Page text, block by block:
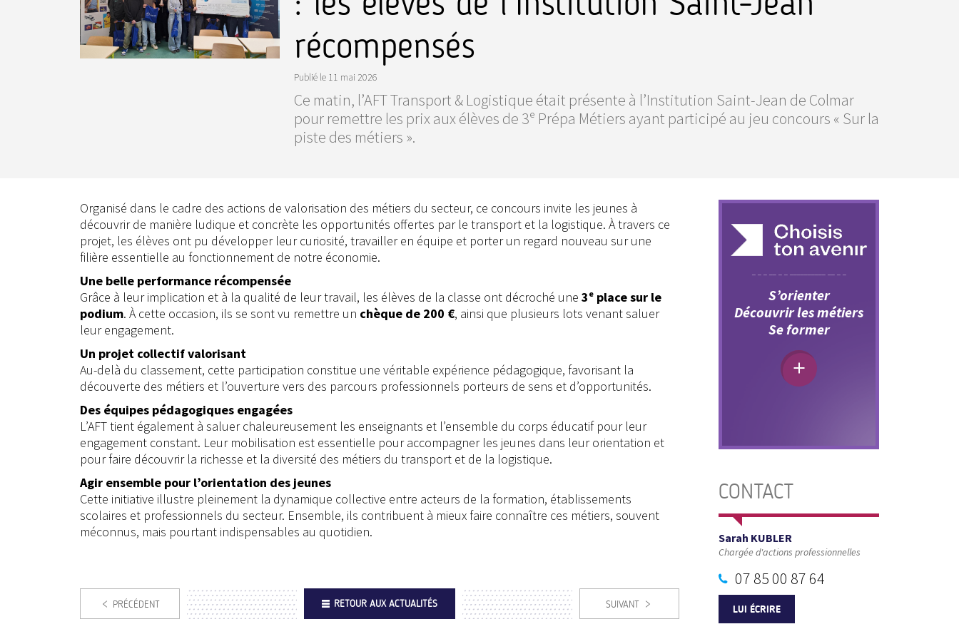
récompensés
Publié le 11 mai 2026
Ce matin, l’AFT Transport & Logistique était présente à l’Institution Saint-Jean de Colmar
pour remettre les prix aux élèves de 3ᵉ Prépa Métiers ayant participé au jeu concours « Sur la
piste des métiers ».
Organisé dans le cadre des actions de valorisation des métiers du secteur, ce concours invite les jeunes à
découvrir de manière ludique et concrète les opportunités offertes par le transport et la logistique. À travers ce
projet, les élèves ont pu développer leur curiosité, travailler en équipe et porter un regard nouveau sur une
filière essentielle au fonctionnement de notre économie.
Une belle performance récompensée
Grâce à leur implication et à la qualité de leur travail, les élèves de la classe ont décroché une 3ᵉ place sur le
podium. À cette occasion, ils se sont vu remettre un chèque de 200 €, ainsi que plusieurs lots venant saluer
leur engagement.
Un projet collectif valorisant
Au-delà du classement, cette participation constitue une véritable expérience pédagogique, favorisant la
découverte des métiers et l’ouverture vers des parcours professionnels porteurs de sens et d’opportunités.
Des équipes pédagogiques engagées
L’AFT tient également à saluer chaleureusement les enseignants et l’ensemble du corps éducatif pour leur
engagement constant. Leur mobilisation est essentielle pour accompagner les jeunes dans leur orientation et
pour faire découvrir la richesse et la diversité des métiers du transport et de la logistique.
Agir ensemble pour l’orientation des jeunes
Cette initiative illustre pleinement la dynamique collective entre acteurs de la formation, établissements
scolaires et professionnels du secteur. Ensemble, ils contribuent à mieux faire connaître ces métiers, souvent
méconnus, mais pourtant indispensables au quotidien.
PRÉCÉDENT RETOUR AUX ACTUALITÉS SUIVANT
S’orienter
Découvrir les métiers
Se former
CONTACT
Sarah KUBLER
Chargée d'actions professionnelles
07 85 00 87 64
LUI ÉCRIRE